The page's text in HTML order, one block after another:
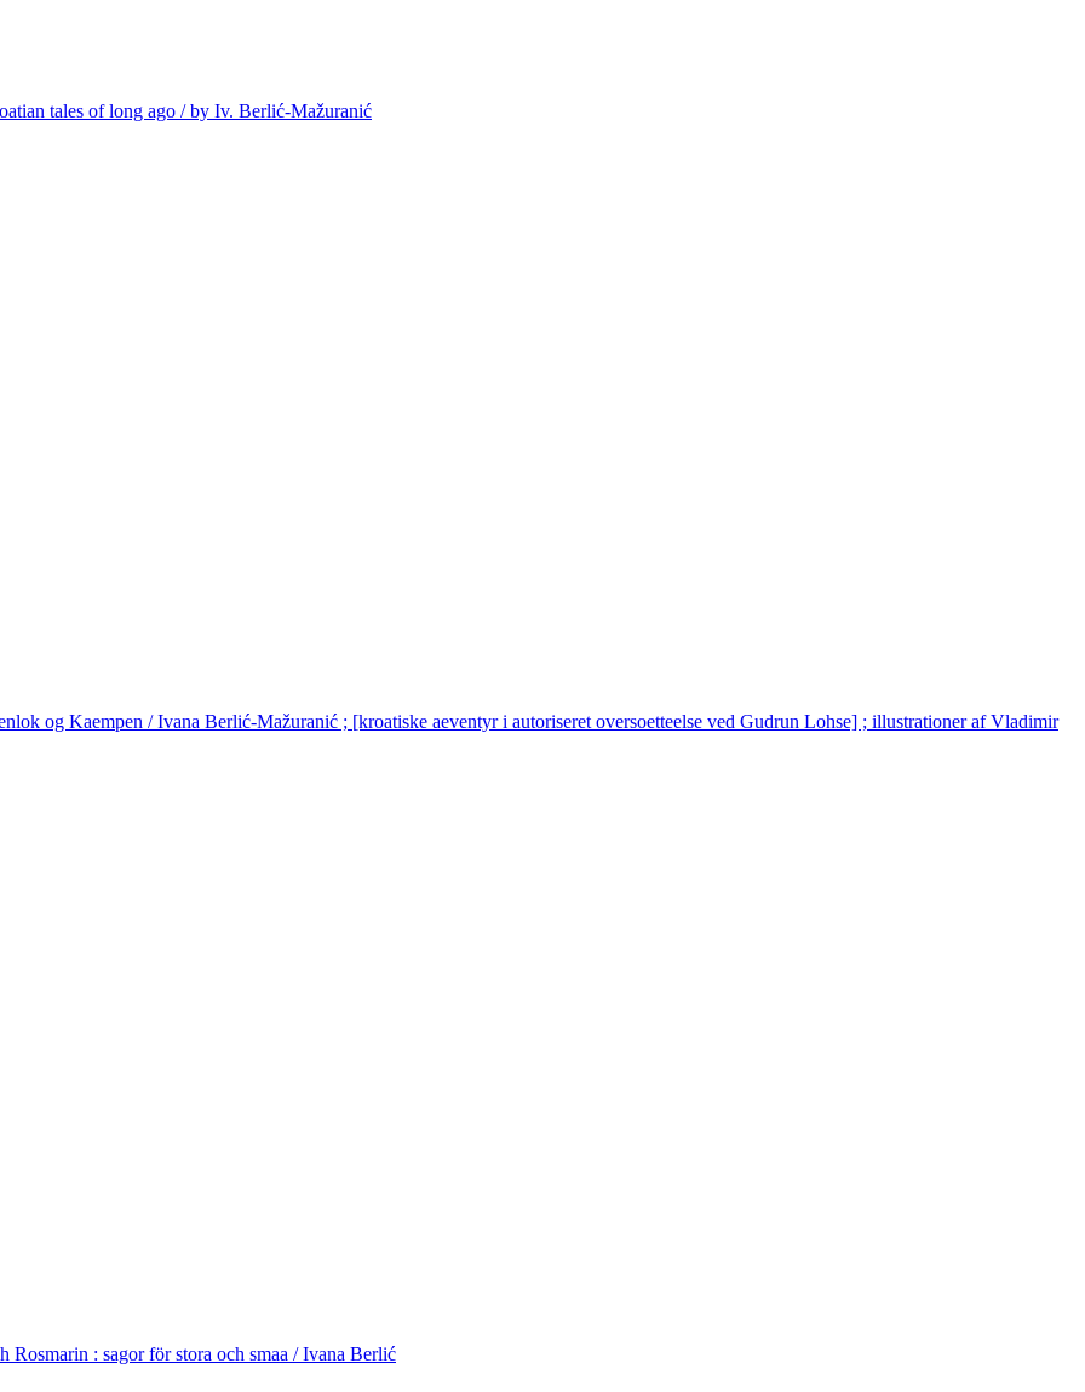
tales of long ago / by Iv. Berlić-Mažuranić
og Kaempen / Ivana Berlić-Mažuranić ; [kroatiske aeventyr i autoriseret oversoetteelse ved Gudrun Lohse] ; illustrationer af Vladimir
Rosmarin : sagor för stora och smaa / Ivana Berlić